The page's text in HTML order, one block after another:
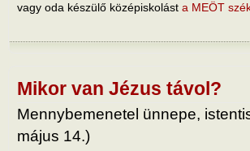
vagy oda készülő középiskolást a MEÖT
Mikor van Jézus távol?
Mennybemenetel ünnepe,
május 14.)